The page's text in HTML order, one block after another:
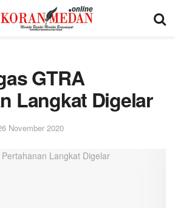
GTRA
Langkat Digelar
November 2020